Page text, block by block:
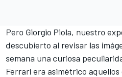
Pero Giorgio Piola, nuestro
descubierto al revisar las
semana una curiosa
Ferrari era asimétrico aquellos